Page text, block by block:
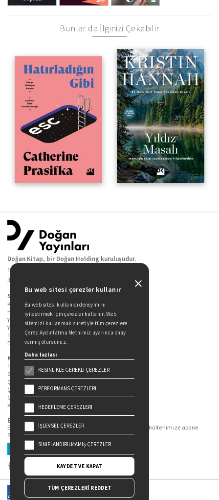
Bunlar da İlginizi Çekebilir
Doğan Kitap, bir Doğan Holding kuruluşudur.
19 Mayıs Cad. Golden Plaza No:1 Kat:10
34360 / Şişli / İstanbul
Sitede Yer Alan Sayfalar
Kitaplarımız
Hakkımızda
Yazarlarımız
Yazar Adayları İçin
İletişim
Duygu Asena Roman Ödülü
Kişisel Verilerin Korunması
İlgili Kişi Başvuru Formu
Genel Aydınlatma Metni
Çekiliş Aydınlatma Metni
Çerez Aydınlatma Metni
Gizlilik Politikası
Kullanım Şartları
Bizi Takip Edin...
En güncel kitap ve etkinliklerden haberdar olmak için bültenimize abone
olun.
Üye Ol
Bu web sitesi çerezler kullanır
Bu web sitesi kullanıcı deneyimini
iyileştirmek için çerezler kullanır. Web
sitemizi kullanmak suretiyle tüm çerezlere
Çerez Aydınlatma Metnimiz uyarınca onay
vermiş olursunuz.
Daha fazlası
KESINLIKLE GEREKLI ÇEREZLER
PERFORMANS ÇEREZLERI
HEDEFLEME ÇEREZLERI
İŞLEVSEL ÇEREZLER
SINIFLANDIRILMAMIŞ ÇEREZLER
KAYDET VE KAPAT
TÜM ÇEREZLERİ REDDET